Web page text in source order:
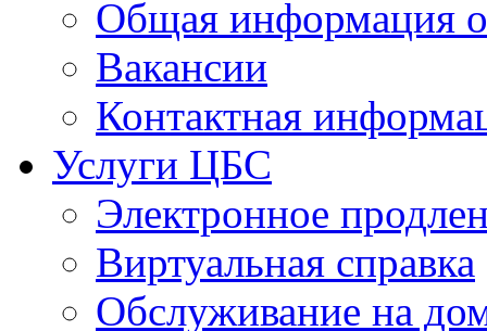
Общая информация
Вакансии
Контактная
Услуги ЦБС
Электронное
Виртуальная справка
Обслуживание на